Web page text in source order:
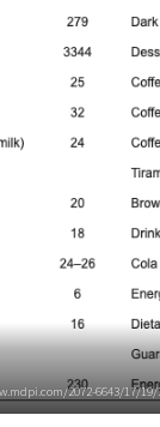
2072-6643/17/19/